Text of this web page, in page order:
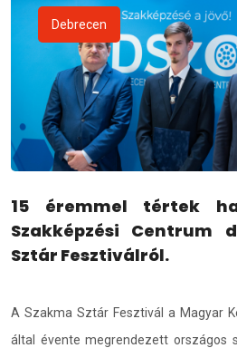
Debrecen
15 éremmel tértek
Szakképzési Centrum
Sztár Fesztiválról.
A Szakma Sztár Fesztivál a Magyar
által évente megrendezett országos